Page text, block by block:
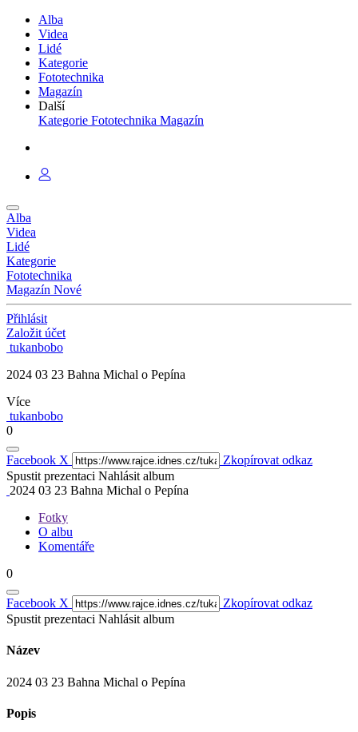
Alba
Videa
Lidé
Kategorie
Fototechnika
Magazín
Další
Kategorie Fototechnika Magazín
Alba
Videa
Lidé
Kategorie
Fototechnika
Magazín Nové
Přihlásit
Založit účet
tukanbobo
2024 03 23 Bahna Michal o Pepína
Více
tukanbobo
0
Facebook X
Zkopírovat odkaz
Spustit prezentaci Nahlásit album
2024 03 23 Bahna Michal o Pepína
Fotky
O albu
Komentáře
0
Facebook X
Zkopírovat odkaz
Spustit prezentaci Nahlásit album
Název
2024 03 23 Bahna Michal o Pepína
Popis